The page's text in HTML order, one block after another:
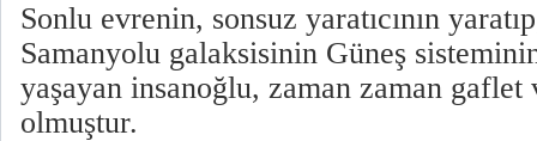
Sonlu evrenin, sonsuz yaratıcının
Samanyolu galaksisinin Güneş
yaşayan insanoğlu, zaman zaman
olmuştur.